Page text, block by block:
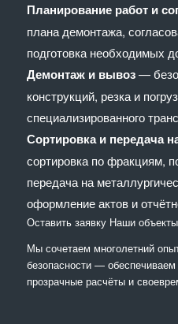
Планирование работ и
плана демонтажа,
подготовка необходимых
Демонтаж и вывоз—
конструкций, резка и
специализированного
Сортировка и передача
сортировка по фракциям,
передача на
оформление актов и
Оставить заявку Наши объекты
Мы сочетaем многолетний
безопасности —
прозрачные расчёты и